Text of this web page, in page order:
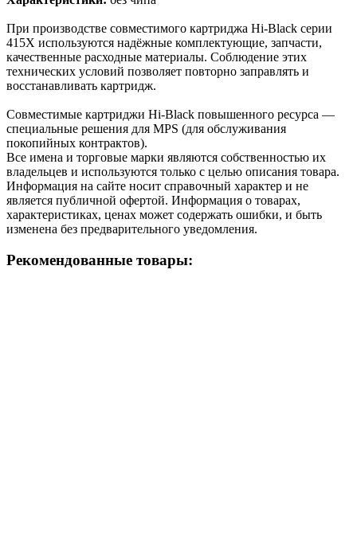
При производстве совместимого картриджа Hi-Black серии
415X используются надёжные комплектующие, запчасти,
качественные расходные материалы. Соблюдение этих
технических условий позволяет повторно заправлять и
восстанавливать картридж.
Cовместимые картриджи Hi-Black повышенного ресурса —
специальные решения для MPS (для обслуживания
покопийных контрактов).
Все имена и торговые марки являются собственностью их
владельцев и используются только с целью описания товара.
Информация на сайте носит справочный характер и не
является публичной офертой. Информация о товарах,
характеристиках, ценах может содержать ошибки, и быть
изменена без предварительного уведомления.
Рекомендованные товары: